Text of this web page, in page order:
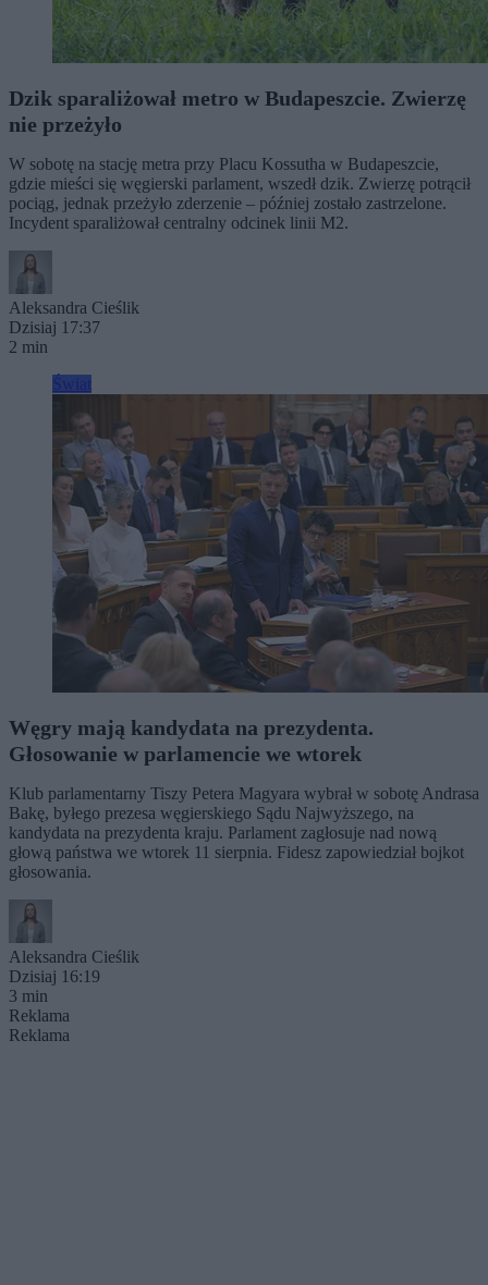
Dzik sparaliżował metro w Budapeszcie. Zwierzę
nie przeżyło
W sobotę na stację metra przy Placu Kossutha w Budapeszcie,
gdzie mieści się węgierski parlament, wszedł dzik. Zwierzę potrącił
pociąg, jednak przeżyło zderzenie – później zostało zastrzelone.
Incydent sparaliżował centralny odcinek linii M2.
Aleksandra Cieślik
Dzisiaj 17:37
2 min
Węgry mają kandydata na prezydenta.
Głosowanie w parlamencie we wtorek
Klub parlamentarny Tiszy Petera Magyara wybrał w sobotę Andrasa
Bakę, byłego prezesa węgierskiego Sądu Najwyższego, na
kandydata na prezydenta kraju. Parlament zagłosuje nad nową
głową państwa we wtorek 11 sierpnia. Fidesz zapowiedział bojkot
głosowania.
Aleksandra Cieślik
Dzisiaj 16:19
3 min
Reklama
Reklama